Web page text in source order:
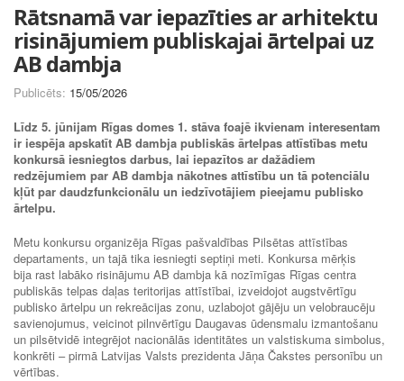
Rātsnamā var iepazīties ar arhitektu
risinājumiem publiskajai ārtelpai uz
AB dambja
Publicēts: 15/05/2026
Līdz 5. jūnijam Rīgas domes 1. stāva foajē ikvienam interesentam
ir iespēja apskatīt AB dambja publiskās ārtelpas attīstības metu
konkursā iesniegtos darbus, lai iepazītos ar dažādiem
redzējumiem par AB dambja nākotnes attīstību un tā potenciālu
kļūt par daudzfunkcionālu un iedzīvotājiem pieejamu publisko
ārtelpu.
Metu konkursu organizēja Rīgas pašvaldības Pilsētas attīstības
departaments, un tajā tika iesniegti septiņi meti. Konkursa mērķis
bija rast labāko risinājumu AB dambja kā nozīmīgas Rīgas centra
publiskās telpas daļas teritorijas attīstībai, izveidojot augstvērtīgu
publisko ārtelpu un rekreācijas zonu, uzlabojot gājēju un velobraucēju
savienojumus, veicinot pilnvērtīgu Daugavas ūdensmalu izmantošanu
un pilsētvidē integrējot nacionālās identitātes un valstiskuma simbolus,
konkrēti – pirmā Latvijas Valsts prezidenta Jāņa Čakstes personību un
vērtības.